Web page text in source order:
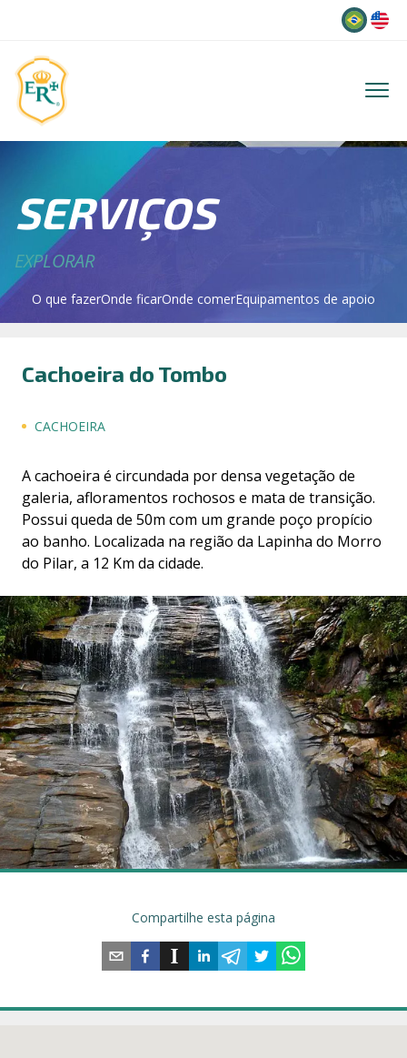
SERVIÇOS
EXPLORAR
O que fazerOnde ficarOnde comerEquipamentos de apoio
Cachoeira do Tombo
CACHOEIRA
A cachoeira é circundada por densa vegetação de
galeria, afloramentos rochosos e mata de transição.
Possui queda de 50m com um grande poço propício
ao banho. Localizada na região da Lapinha do Morro
do Pilar, a 12 Km da cidade.
Compartilhe esta página